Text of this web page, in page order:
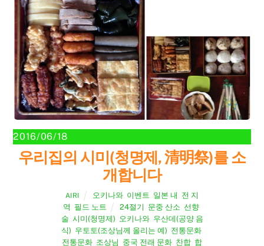
2016/06/18
우리집의 시미(청명제, 清明祭)를 소
개합니다
AIRI 오키나와 이벤트 일본 내 전 지
역 필드 노트 24절기 문중 산소 선향
술 시미(청명제) 오키나와, 우산데(공양 음
식) 우토토(조상님께 올리는 예) 전통문화,
전통문화 조상님 중국 전래 문화 찬합 합